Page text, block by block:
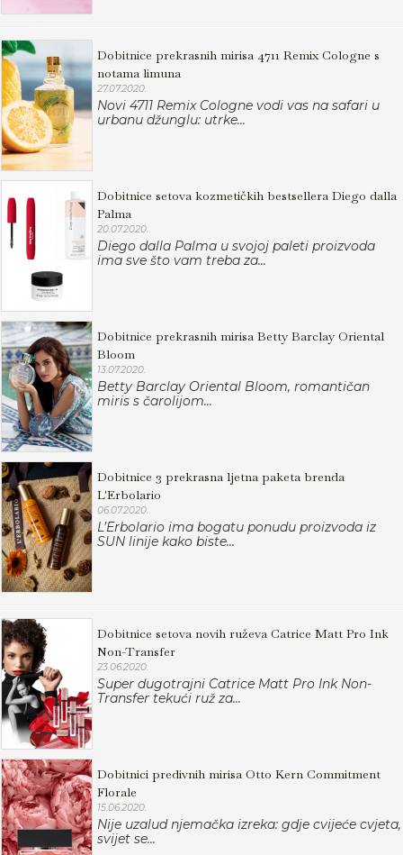
Dobitnice prekrasnih mirisa 4711 Remix Cologne s
notama limuna
27.07.2020.
Novi 4711 Remix Cologne vodi vas na safari u
urbanu džunglu: utrke...
Dobitnice setova kozmetičkih bestsellera Diego dalla
Palma
20.07.2020.
Diego dalla Palma u svojoj paleti proizvoda
ima sve što vam treba za...
Dobitnice prekrasnih mirisa Betty Barclay Oriental
Bloom
13.07.2020.
Betty Barclay Oriental Bloom, romantičan
miris s čarolijom...
Dobitnice 3 prekrasna ljetna paketa brenda
L'Erbolario
06.07.2020.
L’Erbolario ima bogatu ponudu proizvoda iz
SUN linije kako biste...
Dobitnice setova novih ruževa Catrice Matt Pro Ink
Non-Transfer
23.06.2020.
Super dugotrajni Catrice Matt Pro Ink Non-
Transfer tekući ruž za...
Dobitnici predivnih mirisa Otto Kern Commitment
Florale
15.06.2020.
Nije uzalud njemačka izreka: gdje cvijeće cvjeta,
svijet se...